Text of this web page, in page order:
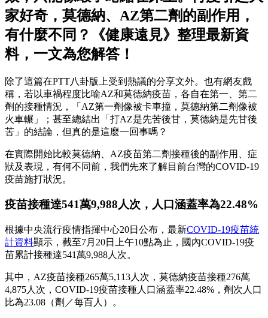
家好奇，莫德納、AZ第二劑的副作用，
有什麼不同？《健康遠見》整理最新資
料，一文為您解答！
除了這篇在PTT八卦版上受到熱議的分享文外。也有網友戲
稱，若以車禍程度比喻AZ和莫德納疫苗，各自在第一、第二
劑的接種情況，「AZ第一劑像被卡車撞，莫德納第二劑像被
火車輾」；甚至總結出「打AZ是先苦後甘，莫德納是先甘後
苦」的結論，但真的是這麼一回事嗎？
在實際開始比較莫德納、AZ疫苗第二劑接種後的副作用、症
狀及表現，有何不同前，我們先來了解目前台灣的COVID-19
疫苗施打狀況。
疫苗接種達541萬9,988人次，人口涵蓋率為22.48%
根據中央流行疫情指揮中心20日公布，最新COVID-19疫苗統
計資料顯示，截至7月20日上午10點為止，國內COVID-19疫
苗累計接種達541萬9,988人次。
其中，AZ疫苗接種265萬5,113人次，莫德納疫苗接種276萬
4,875人次，COVID-19疫苗接種人口涵蓋率22.48%，劑次人口
比為23.08（劑／每百人）。